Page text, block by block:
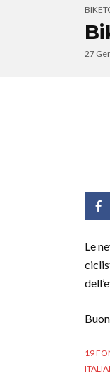
27
Le
19